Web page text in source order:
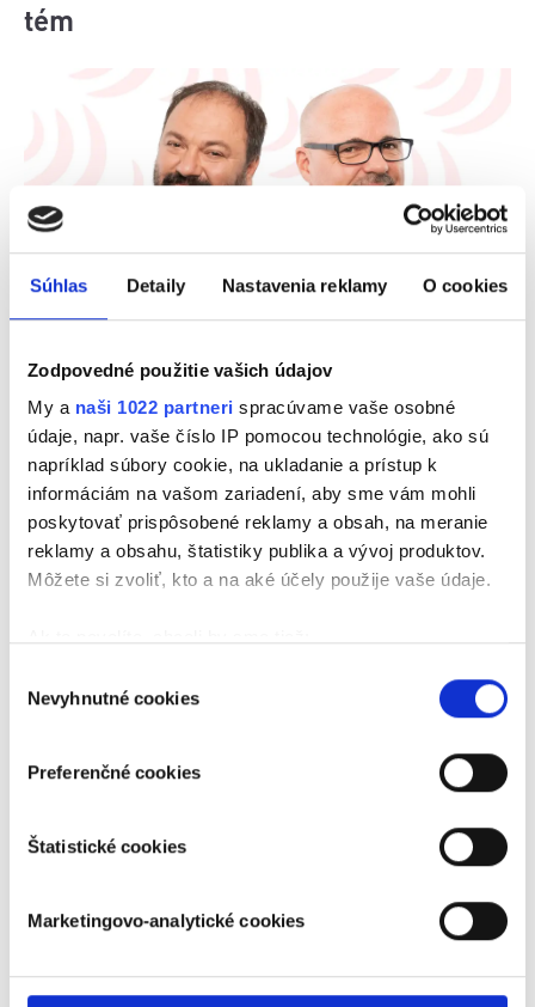
Súhlas Detaily Nastavenia reklamy O cookies
Zodpovedné použitie vašich údajov
My a naši 1022 partneri spracúvame vaše osobné
údaje, napr. vaše číslo IP pomocou technológie, ako sú
napríklad súbory cookie, na ukladanie a prístup k
informáciám na vašom zariadení, aby sme vám mohli
poskytovať prispôsobené reklamy a obsah, na meranie
reklamy a obsahu, štatistiky publika a vývoj produktov.
Môžete si zvoliť, kto a na aké účely použije vaše údaje.
polohe s presnosťou na niekoľko metrov
skenovaním konkrétnych charakteristík (odtlačky
prstov).
údaje, nájdete v časti s
. Súhlas
nastavením nám udelíte súhlas s využívaním
súhlasu
Nevyhnutné cookies
Preferenčné cookies
Štatistické cookies
Marketingovo-analytické cookies
tém
témy, ktorá sprevádza každého z nás, no často jej
nerozumieme. Budú hovoriť o tom, čo znamená
skutočne milovať, či je láska len pocit, ktorý časom
vyprchá, alebo niečo oveľa hlbšie a trvalejšie.